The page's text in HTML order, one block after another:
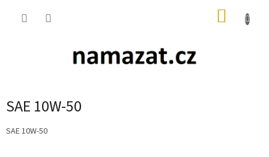
SAE 10W-50
SAE 10W-50